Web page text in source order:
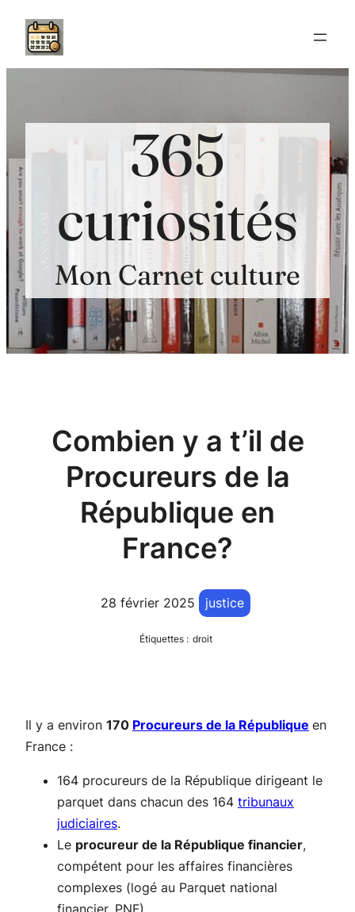
Aller
contenu
365
curiosités
Mon Carnet culture
Combien y a t’il de
Procureurs de la
République en
France?
28 février 2025 justice
Étiquettes : droit
Il y a environ 170 Procureurs de la République en
France :
164 procureurs de la République dirigeant le
parquet dans chacun des 164 tribunaux
judiciaires.
Le procureur de la République financier,
compétent pour les affaires financières
complexes (logé au Parquet national